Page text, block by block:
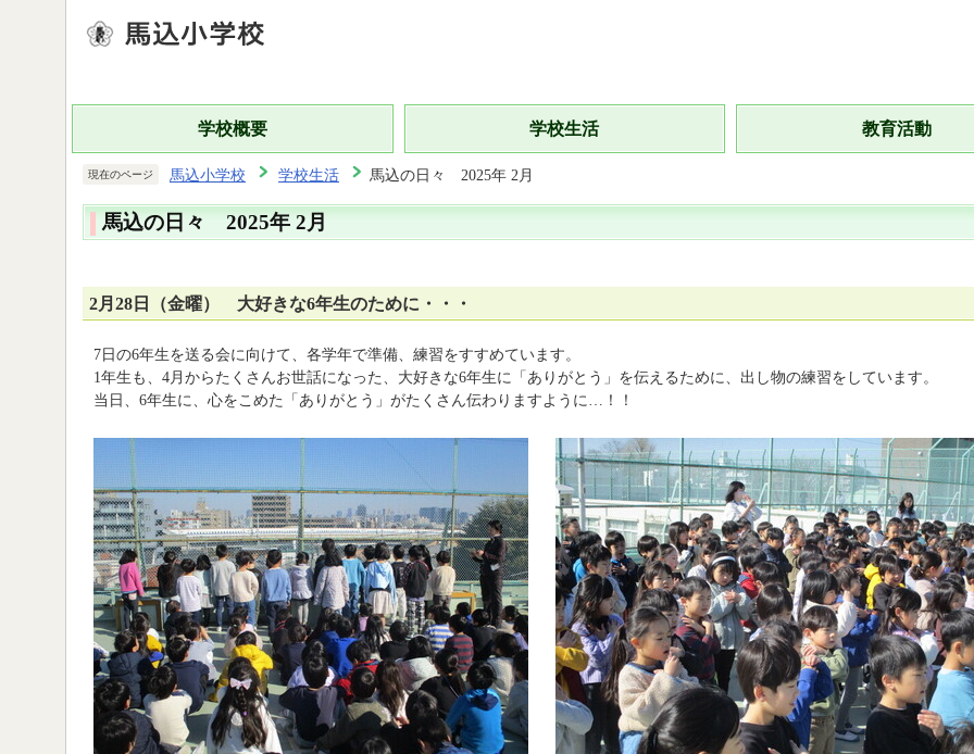
学校概要 学校生活 教育活動
現在のページ 馬込小学校 学校生活 馬込の日々 2025年 2月
馬込の日々 2025年 2月
2月28日（金曜） 大好きな6年生のために・・・
7日の6年生を送る会に向けて、各学年で準備、練習をすすめています。
1年生も、4月からたくさんお世話になった、大好きな6年生に「ありがとう」を伝えるために、出し物の練習をしています。
当日、6年生に、心をこめた「ありがとう」がたくさん伝わりますように…！！